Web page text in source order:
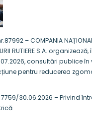
– COMPANIA
RUTIERE S.A.
consultări publice
pentru reducerea
7759/30.06.2026 – Privind